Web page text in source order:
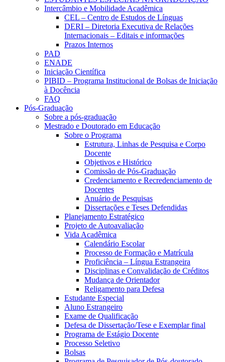
Intercâmbio e Mobilidade Acadêmica
CEL – Centro de Estudos de Línguas
DERI – Diretoria Executiva de Relações
Internacionais – Editais e informações
Prazos Internos
PAD
ENADE
Iniciação Científica
PIBID – Programa Institucional de Bolsas de Iniciação
à Docência
FAQ
Pós-Graduação
Sobre a pós-graduação
Mestrado e Doutorado em Educação
Sobre o Programa
Estrutura, Linhas de Pesquisa e Corpo
Docente
Objetivos e Histórico
Comissão de Pós-Graduação
Credenciamento e Recredenciamento de
Docentes
Anuário de Pesquisas
Dissertações e Teses Defendidas
Planejamento Estratégico
Projeto de Autoavaliação
Vida Acadêmica
Calendário Escolar
Processo de Formação e Matrícula
Proficiência – Língua Estrangeira
Disciplinas e Convalidação de Créditos
Mudança de Orientador
Religamento para Defesa
Estudante Especial
Aluno Estrangeiro
Exame de Qualificação
Defesa de Dissertação/Tese e Exemplar final
Programa de Estágio Docente
Processo Seletivo
Bolsas